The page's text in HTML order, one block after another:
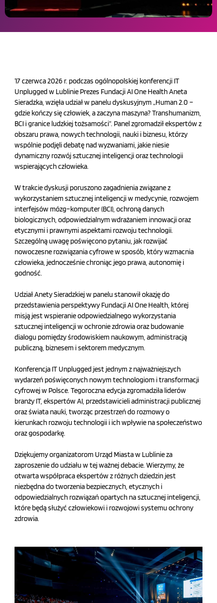
17 czerwca 2026 r. podczas ogólnopolskiej konferencji IT
Unplugged w Lublinie Prezes Fundacji AI One Health Aneta
Sieradzka, wzięła udział w panelu dyskusyjnym „Human 2.0 –
gdzie kończy się człowiek, a zaczyna maszyna? Transhumanizm,
BCI i granice ludzkiej tożsamości”. Panel zgromadził ekspertów z
obszaru prawa, nowych technologii, nauki i biznesu, którzy
wspólnie podjęli debatę nad wyzwaniami, jakie niesie
dynamiczny rozwój sztucznej inteligencji oraz technologii
wspierających człowieka.
W trakcie dyskusji poruszono zagadnienia związane z
wykorzystaniem sztucznej inteligencji w medycynie, rozwojem
interfejsów mózg–komputer (BCI), ochroną danych
biologicznych, odpowiedzialnym wdrażaniem innowacji oraz
etycznymi i prawnymi aspektami rozwoju technologii.
Szczególną uwagę poświęcono pytaniu, jak rozwijać
nowoczesne rozwiązania cyfrowe w sposób, który wzmacnia
człowieka, jednocześnie chroniąc jego prawa, autonomię i
godność.
Udział Anety Sieradzkiej w panelu stanowił okazję do
przedstawienia perspektywy Fundacji AI One Health, której
misją jest wspieranie odpowiedzialnego wykorzystania
sztucznej inteligencji w ochronie zdrowia oraz budowanie
dialogu pomiędzy środowiskiem naukowym, administracją
publiczną, biznesem i sektorem medycznym.
Konferencja IT Unplugged jest jednym z najważniejszych
wydarzeń poświęconych nowym technologiom i transformacji
cyfrowej w Polsce. Tegoroczna edycja zgromadziła liderów
branży IT, ekspertów AI, przedstawicieli administracji publicznej
oraz świata nauki, tworząc przestrzeń do rozmowy o
kierunkach rozwoju technologii i ich wpływie na społeczeństwo
oraz gospodarkę.
Dziękujemy organizatorom Urząd Miasta w Lublinie za
zaproszenie do udziału w tej ważnej debacie. Wierzymy, że
otwarta współpraca ekspertów z różnych dziedzin jest
niezbędna do tworzenia bezpiecznych, etycznych i
odpowiedzialnych rozwiązań opartych na sztucznej inteligencji,
które będą służyć człowiekowi i rozwojowi systemu ochrony
zdrowia.